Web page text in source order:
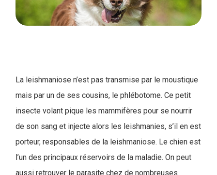
La leishmaniose n’est pas transmise par le moustique
mais par un de ses cousins, le phlébotome. Ce petit
insecte volant pique les mammifères pour se nourrir
de son sang et injecte alors les leishmanies, s’il en est
porteur, responsables de la leishmaniose. Le chien est
l’un des principaux réservoirs de la maladie. On peut
aussi retrouver le parasite chez de nombreuses